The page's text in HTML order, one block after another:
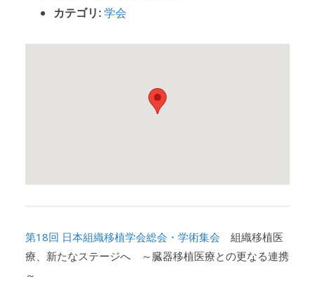
カテゴリ:学会
第18回 日本組織移植学会総会・学術集会 組織移植医
療、新たなステージへ ～臓器移植医療との更なる連携
～